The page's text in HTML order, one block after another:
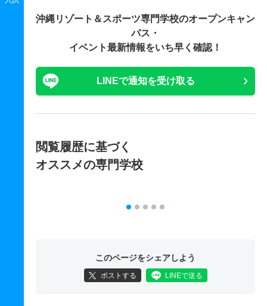
沖縄リゾート＆スポーツ専門学校のオープンキャン
パス・
イベント最新情報をいち早く確認！
LINEで通知を受け取る
閲覧履歴に基づく
オススメの専門学校
このページをシェアしよう
ポストする LINEで送る